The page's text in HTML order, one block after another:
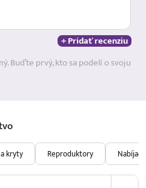
+ Pridať recenziu
Buďte prvý, kto sa podelí o svoju
kryty Reproduktory